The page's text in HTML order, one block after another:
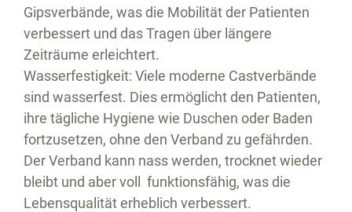
Gipsverbände, was die Mobilität der Patienten
verbessert und das Tragen über längere
Zeiträume erleichtert.
Wasserfestigkeit: Viele moderne Castverbände
sind wasserfest. Dies ermöglicht den Patienten,
ihre tägliche Hygiene wie Duschen oder Baden
fortzusetzen, ohne den Verband zu gefährden.
Der Verband kann nass werden, trocknet wieder
bleibt und aber voll funktionsfähig, was die
Lebensqualität erheblich verbessert.